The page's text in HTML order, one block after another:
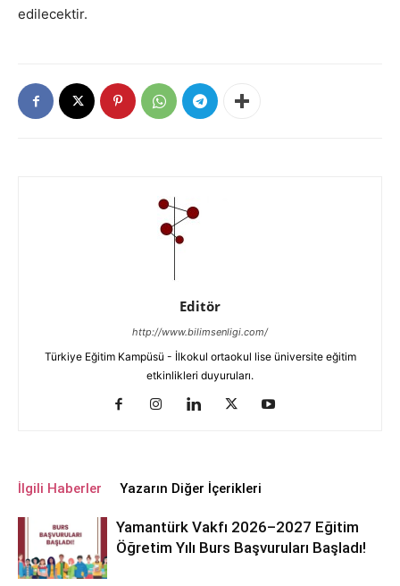
edilecektir.
Editör
http://www.bilimsenligi.com/
Türkiye Eğitim Kampüsü - İlkokul ortaokul lise üniversite eğitim
etkinlikleri duyuruları.
İlgili Haberler Yazarın Diğer İçerikleri
Yamantürk Vakfı 2026–2027 Eğitim
Öğretim Yılı Burs Başvuruları Başladı!